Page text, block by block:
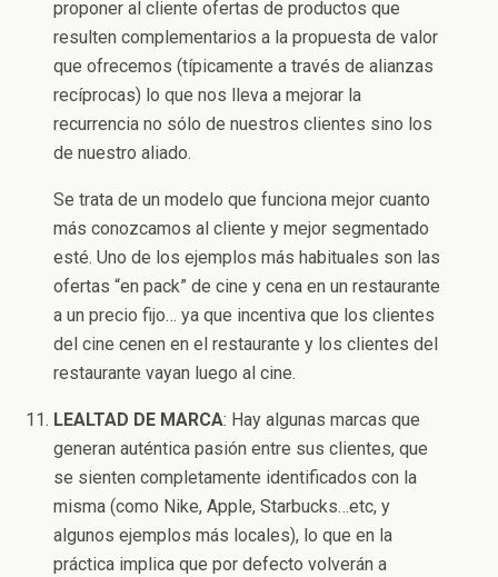
proponer al cliente ofertas de productos que
resulten complementarios a la propuesta de valor
que ofrecemos (típicamente a través de alianzas
recíprocas) lo que nos lleva a mejorar la
recurrencia no sólo de nuestros clientes sino los
de nuestro aliado.
Se trata de un modelo que funciona mejor cuanto
más conozcamos al cliente y mejor segmentado
esté. Uno de los ejemplos más habituales son las
ofertas “en pack” de cine y cena en un restaurante
a un precio fijo… ya que incentiva que los clientes
del cine cenen en el restaurante y los clientes del
restaurante vayan luego al cine.
LEALTAD DE MARCA: Hay algunas marcas que
generan auténtica pasión entre sus clientes, que
se sienten completamente identificados con la
misma (como Nike, Apple, Starbucks…etc, y
algunos ejemplos más locales), lo que en la
práctica implica que por defecto volverán a